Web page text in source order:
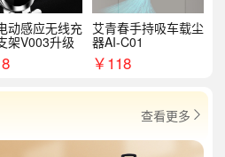
动感应无线充
架V003升级
艾青春手持吸车载尘
器AI-C01
￥118
查看更多 